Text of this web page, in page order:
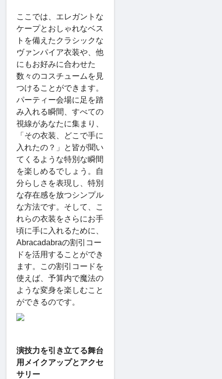
ここでは、エレガントな
ケープとおしゃれなベス
トを備えたクラシックな
ヴァンパイア衣装や、他
にもお好みに合わせた
数々のコスチュームを見
つけることができます。
パーティー会場に足を踏
み入れる瞬間、すべての
視線があなたに集まり、
「その衣装、どこで手に
入れたの？」と皆が聞い
てくるような特別な瞬間
を楽しめるでしょう。自
分らしさを表現し、特別
な存在感を放つシンプル
な方法です。そして、こ
れらの衣装をさらにお手
頃に手に入れるために、
Abracadabraの割引コー
ドを活用することができ
ます。この割引コードを
使えば、予算内で魔法の
ような変身を楽しむこと
ができるのです。
演技力を引き立てる舞台
用メイクアップとアクセ
サリー